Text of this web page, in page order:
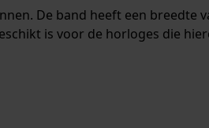
De band heeft een breedte
is voor de horloges die